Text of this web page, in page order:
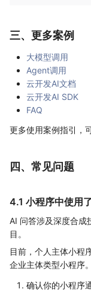
三、更多案例
大模型调用
Agent调用
云开发AI文档
云开发AI SDK
FAQ
更多使用案例指引，
四、常见问题
4.1 小程序中使用
AI 问答涉及深度合成
目。
目前，个人主体小程
企业主体类型小程序。
确认你的小程序